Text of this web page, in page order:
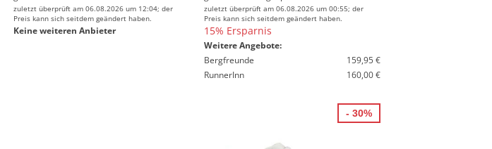
zuletzt überprüft am 06.08.2026 um 12:04; der
Preis kann sich seitdem geändert haben.
Keine weiteren Anbieter
zuletzt überprüft am 06.08.2026 um 00:55; der
Preis kann sich seitdem geändert haben.
15% Ersparnis
Weitere Angebote:
Bergfreunde
159,95 €
RunnerInn
160,00 €
- 30%